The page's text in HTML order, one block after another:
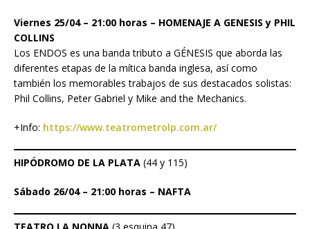
Viernes 25/04 – 21:00 horas – HOMENAJE A GENESIS y PHIL
COLLINS
Los ENDOS es una banda tributo a GÉNESIS que aborda las
diferentes etapas de la mítica banda inglesa, así como
también los memorables trabajos de sus destacados solistas:
Phil Collins, Peter Gabriel y Mike and the Mechanics.
+Info: https://www.teatrometrolp.com.ar/
HIPÓDROMO DE LA PLATA (44 y 115)
Sábado 26/04 – 21:00 horas – NAFTA
TEATRO LA NONNA (3 esquina 47)